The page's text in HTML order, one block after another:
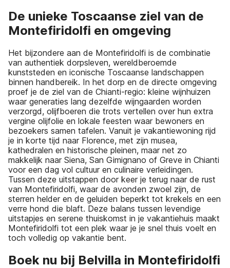
De unieke Toscaanse ziel van de
Montefiridolfi en omgeving
Het bijzondere aan de Montefiridolfi is de combinatie
van authentiek dorpsleven, wereldberoemde
kunststeden en iconische Toscaanse landschappen
binnen handbereik. In het dorp en de directe omgeving
proef je de ziel van de Chianti-regio: kleine wijnhuizen
waar generaties lang dezelfde wijngaarden worden
verzorgd, olijfboeren die trots vertellen over hun extra
vergine olijfolie en lokale feesten waar bewoners en
bezoekers samen tafelen. Vanuit je vakantiewoning rijd
je in korte tijd naar Florence, met zijn musea,
kathedralen en historische pleinen, maar net zo
makkelijk naar Siena, San Gimignano of Greve in Chianti
voor een dag vol cultuur en culinaire verleidingen.
Tussen deze uitstappen door keer je terug naar de rust
van Montefiridolfi, waar de avonden zwoel zijn, de
sterren helder en de geluiden beperkt tot krekels en een
verre hond die blaft. Deze balans tussen levendige
uitstapjes en serene thuiskomst in je vakantiehuis maakt
Montefiridolfi tot een plek waar je je snel thuis voelt en
toch volledig op vakantie bent.
Boek nu bij Belvilla in Montefiridolfi